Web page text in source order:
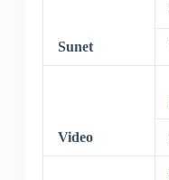
Sunet
Video